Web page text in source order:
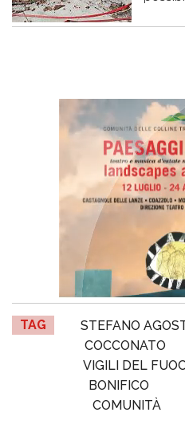
TAG STEFANO
COCCONATO
VIGILI DEL
BONIFICO
COMUNITÀ